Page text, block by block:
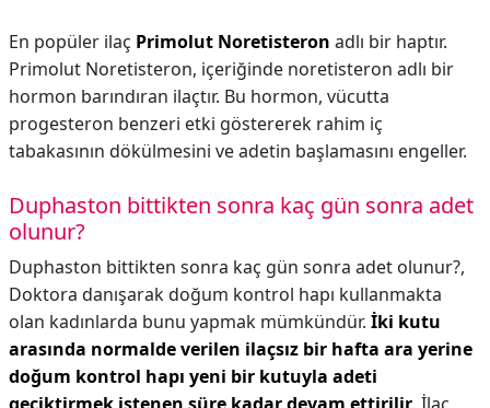
En popüler ilaç Primolut Noretisteron adlı bir haptır.
Primolut Noretisteron, içeriğinde noretisteron adlı bir
hormon barındıran ilaçtır. Bu hormon, vücutta
progesteron benzeri etki göstererek rahim iç
tabakasının dökülmesini ve adetin başlamasını engeller.
Duphaston bittikten sonra kaç gün sonra adet
olunur?
Duphaston bittikten sonra kaç gün sonra adet olunur?,
Doktora danışarak doğum kontrol hapı kullanmakta
olan kadınlarda bunu yapmak mümkündür. İki kutu
arasında normalde verilen ilaçsız bir hafta ara yerine
doğum kontrol hapı yeni bir kutuyla adeti